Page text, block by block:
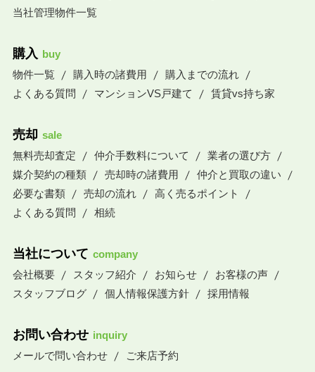
当社管理物件一覧
購入 buy
物件一覧
購入時の諸費用
購入までの流れ
よくある質問
マンションVS戸建て 賃貸vs持ち家
売却 sale
無料売却査定
仲介手数料について
業者の選び方
媒介契約の種類
売却時の諸費用
仲介と買取の違い
必要な書類
売却の流れ
高く売るポイント
よくある質問
相続
当社について company
会社概要
スタッフ紹介 お知らせ
お客様の声
スタッフブログ
個人情報保護方針 採用情報
お問い合わせ inquiry
メールで問い合わせ
ご来店予約